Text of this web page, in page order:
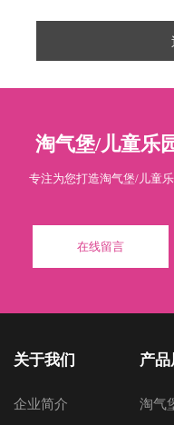
淘气堡/儿童乐
专注为您打造淘气堡/儿童
在线留言
关于我们
企业简介
产
淘气